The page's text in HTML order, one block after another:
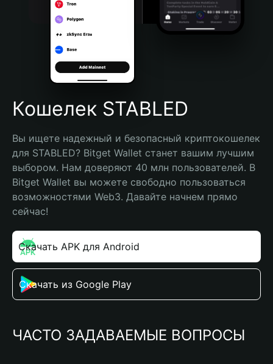
Português (Brasil)
Español (Argentina)
Кошелек STABLED
Вы ищете надежный и безопасный криптокошелек
для STABLED? Bitget Wallet станет вашим лучшим
выбором. Нам доверяют 40 млн пользователей. В
Bitget Wallet вы можете свободно пользоваться
возможностями Web3. Давайте начнем прямо
сейчас!
Скачать APK для Android
Скачать из Google Play
ЧАСТО ЗАДАВАЕМЫЕ ВОПРОСЫ